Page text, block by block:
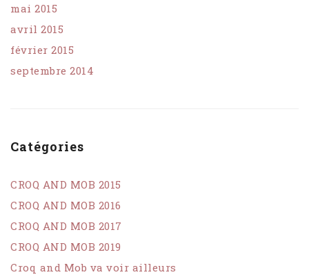
mai 2015
avril 2015
février 2015
septembre 2014
Catégories
CROQ AND MOB 2015
CROQ AND MOB 2016
CROQ AND MOB 2017
CROQ AND MOB 2019
Croq and Mob va voir ailleurs